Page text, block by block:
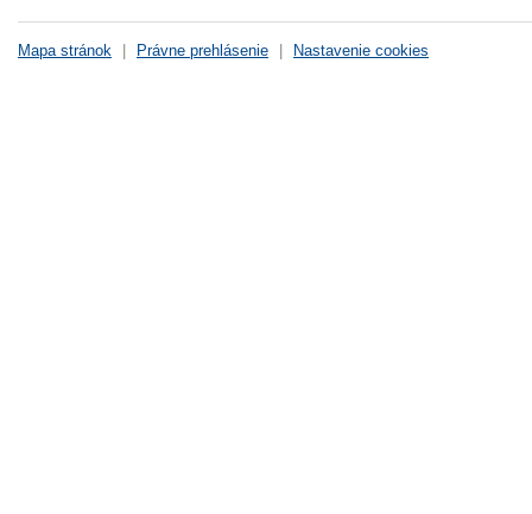
Mapa stránok Právne prehlásenie Nastavenie cookies